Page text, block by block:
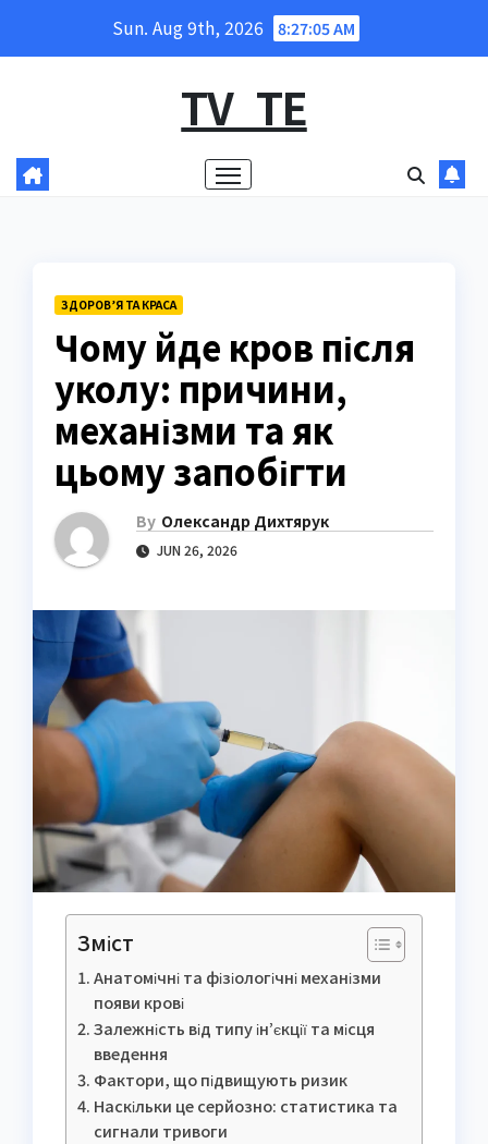
Sun. Aug 9th, 2026 8:27:06 AM
TV_TE
ЗДОРОВ’Я ТА КРАСА
Чому йде кров після
уколу: причини,
механізми та як
цьому запобігти
By Олександр Дихтярук
JUN 26, 2026
Зміст
Анатомічні та фізіологічні механізми
появи крові
Залежність від типу ін’єкції та місця
введення
Фактори, що підвищують ризик
Наскільки це серйозно: статистика та
сигнали тривоги